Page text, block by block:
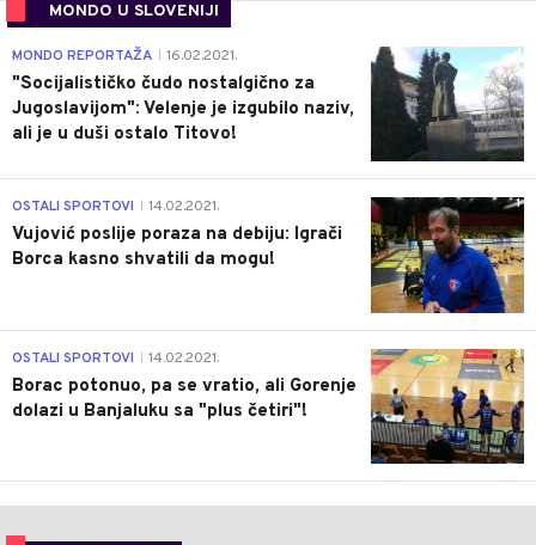
MONDO U SLOVENIJI
4
MONDO REPORTAŽA 16.02.2021.
"Socijalističko čudo nostalgično za
Jugoslavijom": Velenje je izgubilo naziv,
ali je u duši ostalo Titovo!
1
OSTALI SPORTOVI 14.02.2021.
Vujović poslije poraza na debiju: Igrači
Borca kasno shvatili da mogu!
3
OSTALI SPORTOVI 14.02.2021.
Borac potonuo, pa se vratio, ali Gorenje
dolazi u Banjaluku sa "plus četiri"!